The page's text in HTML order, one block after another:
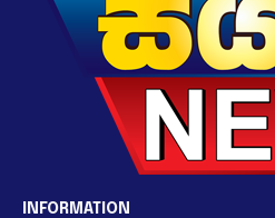
INFORMATION